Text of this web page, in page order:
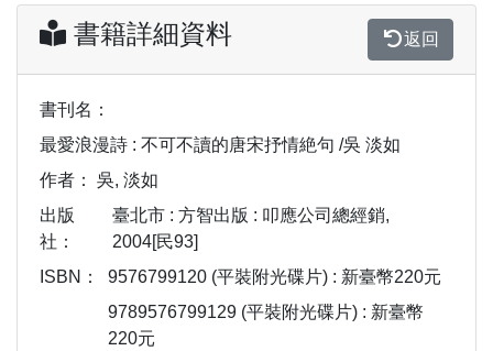
書籍詳細資料 返回
書刊名：
最愛浪漫詩 : 不可不讀的唐宋抒情絶句 /吳 淡如
作者：
吳, 淡如
出版
社：
臺北市 : 方智出版 : 叩應公司總經銷,
2004[民93]
ISBN：
9576799120 (平裝附光碟片) : 新臺幣220元
9789576799129 (平裝附光碟片) : 新臺幣
220元